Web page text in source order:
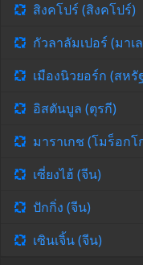
สิงคโปร์ (สิงคโปร์)
กัวลาลัมเปอร์ (มาเ
เมืองนิวยอร์ก (สหรั
อิสตันบูล (ตุรกี)
มาราเกช (โมร็อกโ
เซี่ยงไฮ้ (จีน)
ปักกิ่ง (จีน)
เซินเจิ้น (จีน)